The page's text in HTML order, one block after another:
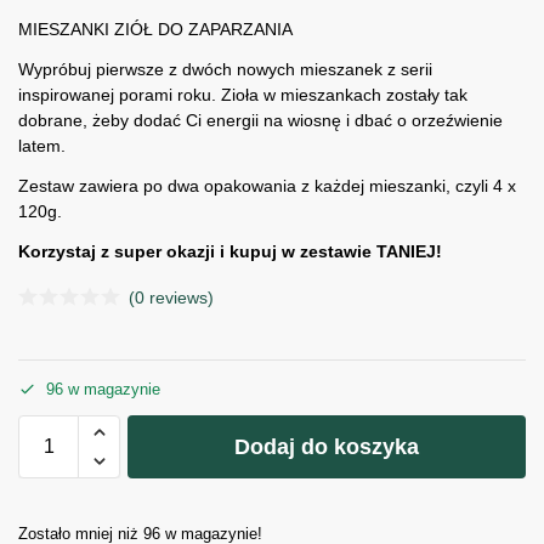
MIESZANKI ZIÓŁ DO ZAPARZANIA
Wypróbuj pierwsze z dwóch nowych mieszanek z serii
inspirowanej porami roku. Zioła w mieszankach zostały tak
dobrane, żeby dodać Ci energii na wiosnę i dbać o orzeźwienie
latem.
Zestaw zawiera po dwa opakowania z każdej mieszanki, czyli 4 x
120g.
Korzystaj z super okazji i kupuj w zestawie TANIEJ!
(0 reviews)
96 w magazynie
Dodaj do koszyka
Zostało mniej niż 96 w magazynie!